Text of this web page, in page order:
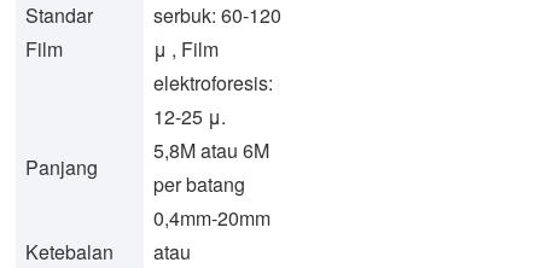
Standar
Film
serbuk: 60-120
μ , Film
elektroforesis:
12-25 μ.
Panjang
5,8M atau 6M
per batang
Ketebalan
0,4mm-20mm
atau